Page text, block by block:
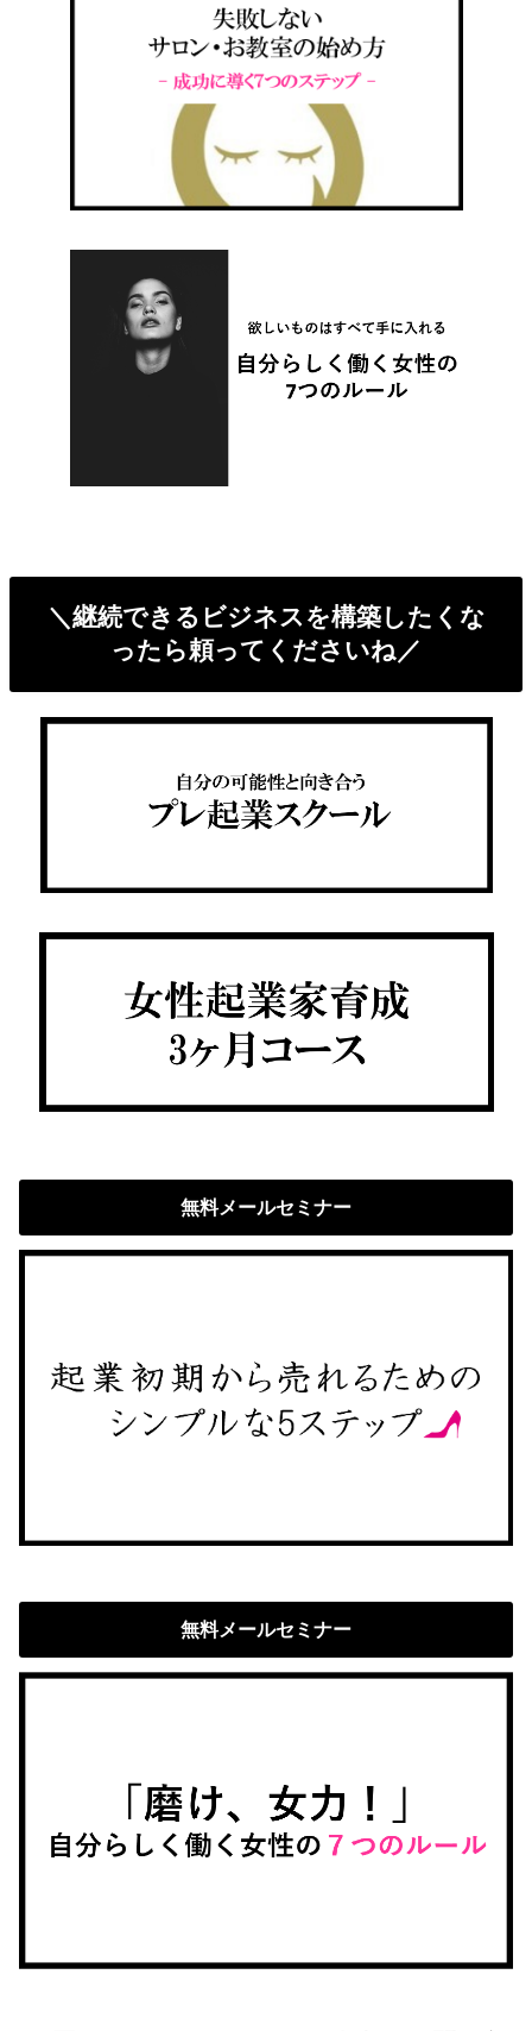
＼継続できるビジネスを構築したくな
ったら頼ってくださいね／
無料メールセミナー
無料メールセミナー